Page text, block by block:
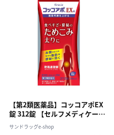
【第2類医薬品】コッコアポEX
錠 312錠 【セルフメディケーシ
ョン税制対象】
サンドラッグe-shop